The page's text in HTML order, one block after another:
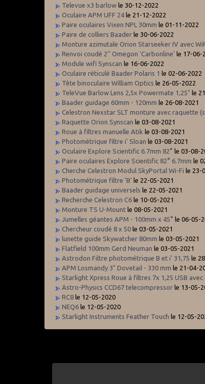
Televue x3 barlow le 30-12-2022
Oculaire APM UFF 24 le 21-12-2022
Paire oculaires Vixen NPL 30mm le 01-11-2022
Paire de colliers Baader le 30-06-2022
Monture azimutale Orion Starseeker IV avec
Renvoi coudé 2'' Omegon 'Carbonline' le 17-06-
Module wifi Synscan le 16-06-2022
Oculaire réticulé Baader Polaris 1 le 02-06-2022
Tête binoculaire William Optics le 26-05-2022
TeleVue Barlow Lens 2,5x Powermate 1,25" le
Baader guidage 60mm - 120mm le 26-08-2021
Celestron Nexstar SLT monture avec raquette
Raquette Orion Synscan le 03-08-2021
Roue à filtres manuelle Atik le 03-08-2021
Photométrique filtre i' Sloan le 03-08-2021
Oculaire Explore Scientific 6.7mm 82° le 03-08-
Paire oculaires Explore Scientific 82° 6.7mm le
Cherche Celestron Modul SkyPortal Wi-Fi le 23-
Photométrique filtre 'B' le 22-05-2021
Baader guidage universels le 22-05-2021
Recherche Celestron C6 le 10-05-2021
Monture TS U-Mount le 08-05-2021
Jumelles géantes APM - 100mm x 45° le 06-05-
Chercheur coudé 8 x 50 le 03-05-2021
lunette guide Skywatcher 80mm le 03-05-2021
Flatfield 100mm Gerd Neuman le 03-05-2021
Astrodon Filtre photométrique B et i' 31,75 le
APM Losmandy 3" Dovetail - 330 mm le 21-04-
Starlight Xpress Roue à filtres 7x 1,25 USB
Astro-Physics CCD67 telecompressor le 13-05-
RC8 le 12-05-2020
NEQ6 le 12-05-2020
Starlight Instruments Feather Touch le 12-05-